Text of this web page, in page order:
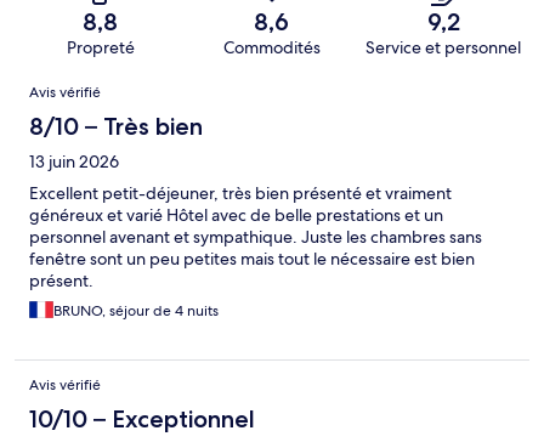
8,8
Propreté
8,6
Commodités
9,2
Service et personnel
Avis
Avis vérifié
8/10 – Très bien
13 juin 2026
Excellent petit-déjeuner, très bien présenté et vraiment
généreux et varié Hôtel avec de belle prestations et un
personnel avenant et sympathique. Juste les chambres sans
fenêtre sont un peu petites mais tout le nécessaire est bien
présent.
BRUNO, séjour de 4 nuits
Avis vérifié
10/10 – Exceptionnel